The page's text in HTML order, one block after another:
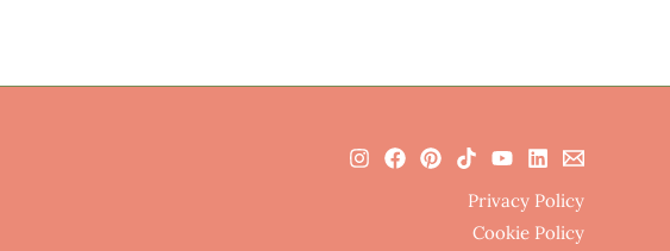
Privacy Policy
Cookie Policy